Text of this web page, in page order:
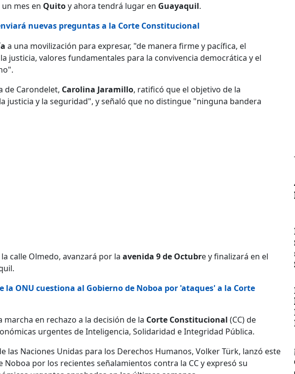
mes en Quitoy ahora tendrá lugar en Guayaquil.
nuevas preguntas a la Corte Constitucional
a una movilización para expresar, "de manera firme y pacífica, el
justicia, valores fundamentales para la convivencia democrática y el
de Carondelet, Carolina Jaramillo, ratificó que el objetivo de la
justicia y la seguridad", y señaló que no distingue "ninguna bandera
calle Olmedo, avanzará por la avenida 9 de Octubre y finalizará en el
la ONU cuestiona al Gobierno de Noboa por 'ataques' a la Corte
en rechazo a la decisión de la Corte Constitucional (CC) de
urgentes de Inteligencia, Solidaridad e Integridad Pública.
las Naciones Unidas para los Derechos Humanos, Volker Türk, lanzó este
por los recientes señalamientos contra la CC y expresó su